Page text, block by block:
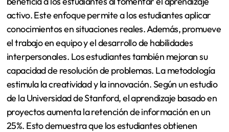
activo. Este enfoque permite a los estudiantes aplicar
conocimientos en situaciones reales. Además, promueve
el trabajo en equipo y el desarrollo de habilidades
interpersonales. Los estudiantes también mejoran su
capacidad de resolución de problemas. La metodología
estimula la creatividad y la innovación. Según un estudio
de la Universidad de Stanford, el aprendizaje basado en
proyectos aumenta la retención de información en un
25%. Esto demuestra que los estudiantes obtienen